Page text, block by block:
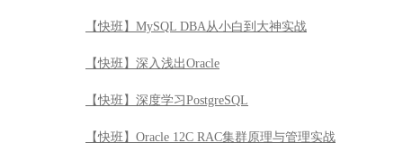
【快班】MySQL DBA从小白到大神实战
【快班】深入浅出Oracle
【快班】深度学习PostgreSQL
【快班】Oracle 12C RAC集群原理与管理实战